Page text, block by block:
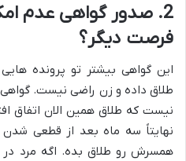
2. صدور گواهی عدم
فرصت دیگر؟
این گواهی بیشتر تو پرونده
طلاق داده و زن راضی نیست.
نیست که طلاق همین الان اتفاق
نهایتاً سه ماه بعد از قطعی شدن
همسرش رو طلاق بده. اگه مرد در